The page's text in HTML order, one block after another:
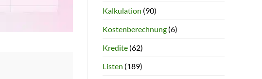
Kalkulation (90)
Kostenberechnung(6)
Kredite(62)
Listen (189)